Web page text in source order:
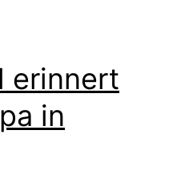
erinnert
in